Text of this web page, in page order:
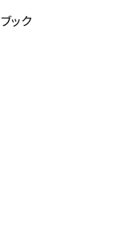
ック